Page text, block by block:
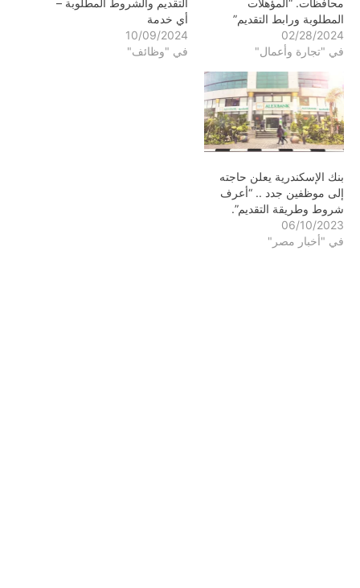
محافظات. “المؤهلات
المطلوبة ورابط التقديم”
02/28/2024
في "تجارة وأعمال"
التقديم والشروط المطلوبة –
أي خدمة
10/09/2024
في "وظائف"
بنك الإسكندرية يعلن حاجته
إلى موظفين جدد .. “أعرف
شروط وطريقة التقديم”.
06/10/2023
في "أخبار مصر"